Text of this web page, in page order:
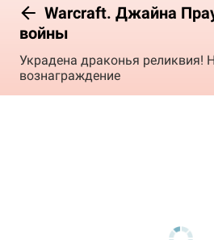
Warcraft. Джайна
войны
Украдена драконья
вознаграждение